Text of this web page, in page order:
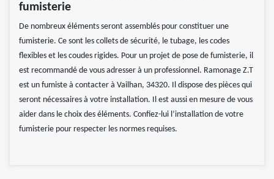
fumisterie
De nombreux éléments seront assemblés pour constituer une
fumisterie. Ce sont les collets de sécurité, le tubage, les codes
flexibles et les coudes rigides. Pour un projet de pose de fumisterie, il
est recommandé de vous adresser à un professionnel. Ramonage Z.T
est un fumiste à contacter à Vailhan, 34320. Il dispose des pièces qui
seront nécessaires à votre installation. Il est aussi en mesure de vous
aider dans le choix des éléments. Confiez-lui l’installation de votre
fumisterie pour respecter les normes requises.